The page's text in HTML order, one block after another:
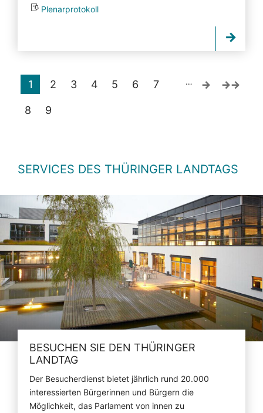
Plenarprotokoll
1 2 3 4 5 6 7
8 9
…
SERVICES DES THÜRINGER LANDTAGS
BESUCHEN SIE DEN THÜRINGER
LANDTAG
Der Besucherdienst bietet jährlich rund 20.000
interessierten Bürgerinnen und Bürgern die
Möglichkeit, das Parlament von innen zu